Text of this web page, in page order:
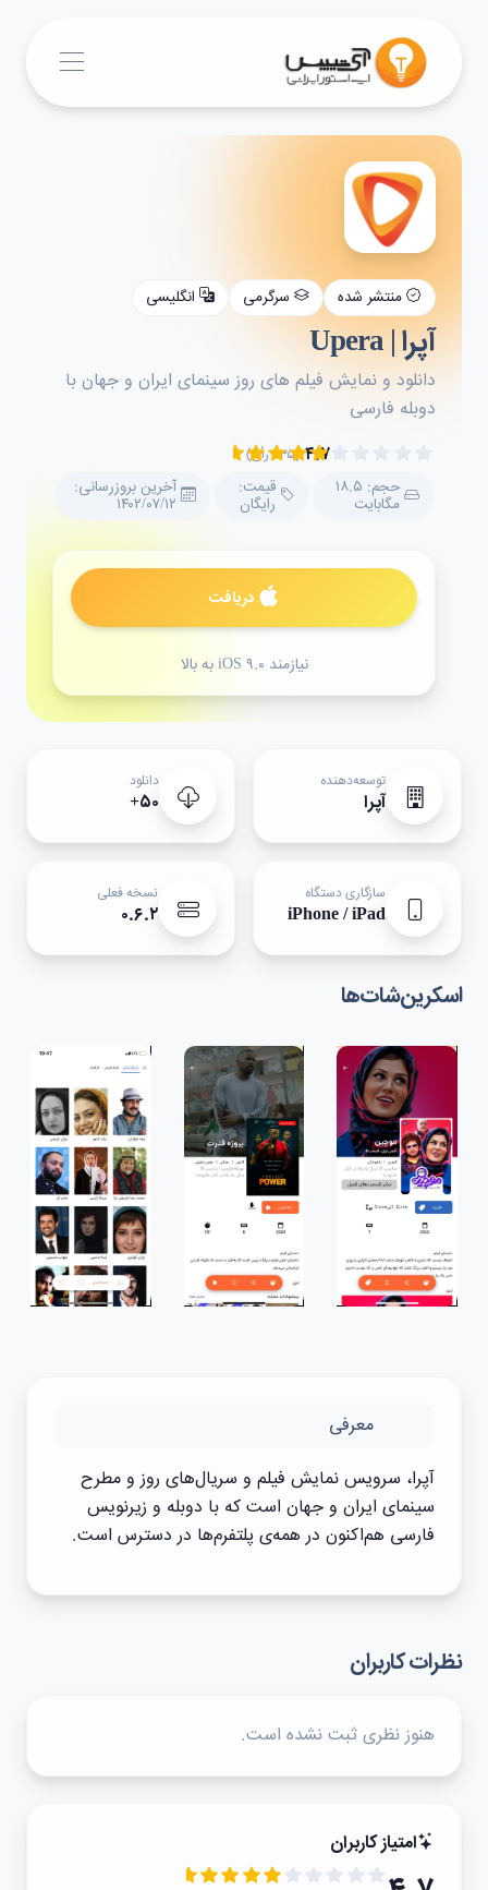
منتشر شده سرگرمی انگلیسی
آپرا | Upera
دانلود و نمایش فیلم های روز سینمای ایران و جهان با
دوبله فارسی
۴.۷ (۲۳۵ رأی)
حجم: ۱۸.۵
مگابایت
قیمت:
رایگان
آخرین بروزرسانی:
۱۴۰۲/۰۷/۱۲
دریافت
نیازمند iOS ۹.۰ به بالا
توسعه‌دهنده
آپرا
دانلود
۵۰+
سازگاری دستگاه
iPhone / iPad
نسخه فعلی
۰.۶.۲
اسکرین‌شات‌ها
معرفی
آپرا، سرویس نمایش فیلم و سریال‌های روز و مطرح
سینمای ایران و جهان است که با دوبله و زیرنویس
فارسی هم‌اکنون در همه‌ی پلتفرم‌ها در دسترس است.
نظرات کاربران
هنوز نظری ثبت نشده است.
امتیاز کاربران